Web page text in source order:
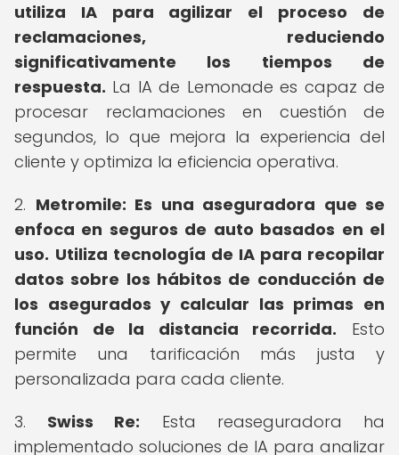
utiliza IA para agilizar el proceso de
reclamaciones, reduciendo
significativamente los tiempos de
respuesta. La IA de Lemonade es capaz de
procesar reclamaciones en cuestión de
segundos, lo que mejora la experiencia del
cliente y optimiza la eficiencia operativa.
2. Metromile: Es una aseguradora que se
enfoca en seguros de auto basados en el
uso. Utiliza tecnología de IA para recopilar
datos sobre los hábitos de conducción de
los asegurados y calcular las primas en
función de la distancia recorrida. Esto
permite una tarificación más justa y
personalizada para cada cliente.
3. Swiss Re: Esta reaseguradora ha
implementado soluciones de IA para analizar